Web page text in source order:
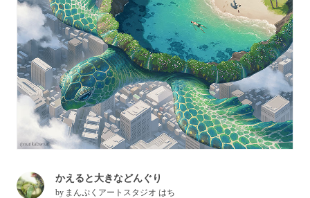
かえると大きなどんぐり
by まんぷくアートスタジオ はち